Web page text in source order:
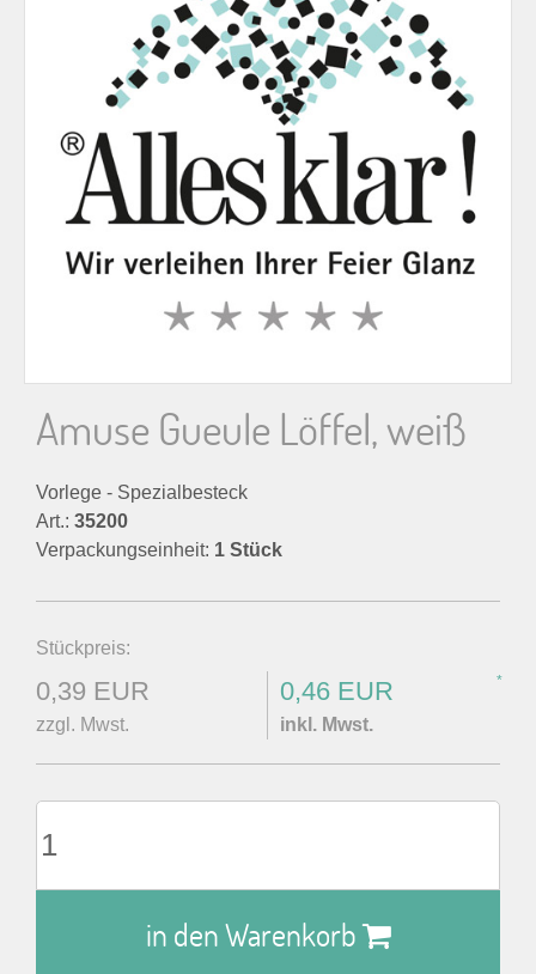
a
h
Amuse Gueule Löffel, weiß
Vorlege - Spezialbesteck
Art.: 35200
Verpackungseinheit: 1 Stück
Stückpreis:
0,39 EUR
zzgl. Mwst.
0,46 EUR *
inkl. Mwst.
in den Warenkorb